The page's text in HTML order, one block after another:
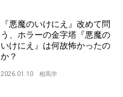
『悪魔のいけにえ』改めて問
う、ホラーの金字塔『悪魔の
いけにえ』は何故怖かったの
か？
2026.01.10 相馬学